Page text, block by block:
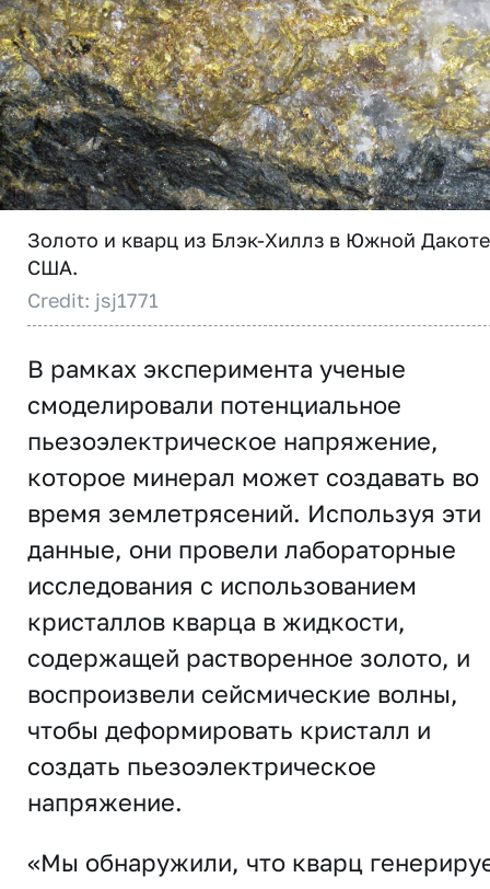
Золото и кварц из Блэк-Хиллз в Южной
США.
Credit: jsj1771
В рамках эксперимента ученые
смоделировали потенциальное
пьезоэлектрическое напряжение,
которое минерал может создавать во
время землетрясений. Используя эти
данные, они провели лабораторные
исследования с использованием
кристаллов кварца в жидкости,
содержащей растворенное золото, и
воспроизвели сейсмические волны,
чтобы деформировать кристалл и
создать пьезоэлектрическое
напряжение.
«Мы обнаружили, что кварц